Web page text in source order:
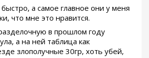
а самое главное они у меня
что мне это нравится.
в прошлом году
а на ней таблица как
злополучные 30гр, хоть убей,